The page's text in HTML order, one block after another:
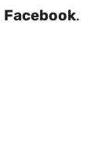
Facebook.